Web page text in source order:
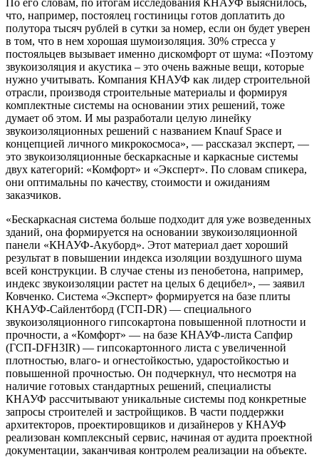
По его словам, по итогам исследования КНАУФ выяснилось,
что, например, постоялец гостиницы готов доплатить до
полутора тысяч рублей в сутки за номер, если он будет уверен
в том, что в нем хорошая шумоизоляция. 30% стресса у
постояльцев вызывает именно дискомфорт от шума: «Поэтому
звукоизоляция и акустика – это очень важные вещи, которые
нужно учитывать. Компания КНАУФ как лидер строительной
отрасли, производя строительные материалы и формируя
комплектные системы на основании этих решений, тоже
думает об этом. И мы разработали целую линейку
звукоизоляционных решений с названием Knauf Space и
концепцией личного микрокосмоса», — рассказал эксперт, —
это звукоизоляционные бескаркасные и каркасные системы
двух категорий: «Комфорт» и «Эксперт». По словам спикера,
они оптимальны по качеству, стоимости и ожиданиям
заказчиков.
«Бескаркасная система больше подходит для уже возведенных
зданий, она формируется на основании звукоизоляционной
панели «КНАУФ-Акуборд». Этот материал дает хороший
результат в повышении индекса изоляции воздушного шума
всей конструкции. В случае стены из пенобетона, например,
индекс звукоизоляции растет на целых 6 децибел», — заявил
Ковченко. Cистема «Эксперт» формируется на базе плиты
КНАУФ-Сайлентборд (ГСП-DR) — специального
звукоизоляционного гипсокартона повышенной плотности и
прочности, а «Комфорт» — на базе КНАУФ-листа Сапфир
(ГСП-DFH3IR) — гипсокартонного листа с увеличенной
плотностью, влаго- и огнестойкостью, ударостойкостью и
повышенной прочностью. Он подчеркнул, что несмотря на
наличие готовых стандартных решений, специалисты
КНАУФ рассчитывают уникальные системы под конкретные
запросы строителей и застройщиков. В части поддержки
архитекторов, проектировщиков и дизайнеров у КНАУФ
реализован комплексный сервис, начиная от аудита проектной
документации, заканчивая контролем реализации на объекте.